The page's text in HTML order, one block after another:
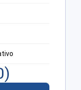
)